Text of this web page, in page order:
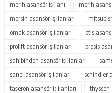
merih asansör iş ilanı
merih
mersin asansör iş ilanları
omak asansör iş ilanları
otis
prolift asansör iş ilanları
prosis
sahibinden asansör iş ilanları
sanel asansör iş ilanları
schindler
taşeron asansör is ilanları
thyssen